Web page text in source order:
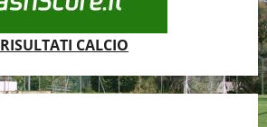
RISULTATI CALCIO